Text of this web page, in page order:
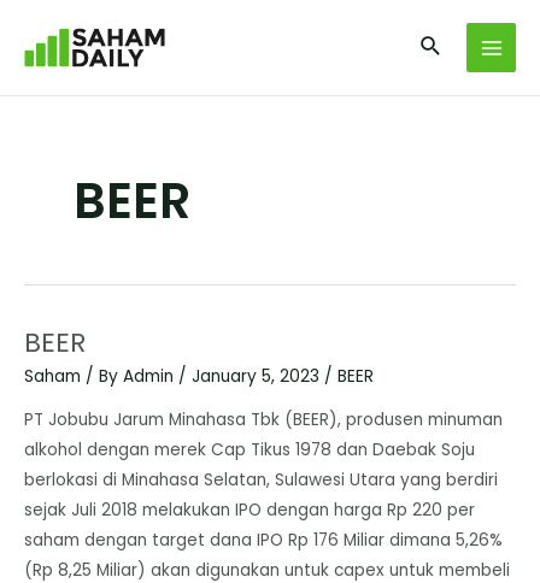
BEER
BEER
Saham / By Admin / January 5, 2023 / BEER
PT Jobubu Jarum Minahasa Tbk (BEER), produsen minuman
alkohol dengan merek Cap Tikus 1978 dan Daebak Soju
berlokasi di Minahasa Selatan, Sulawesi Utara yang berdiri
sejak Juli 2018 melakukan IPO dengan harga Rp 220 per
saham dengan target dana IPO Rp 176 Miliar dimana 5,26%
(Rp 8,25 Miliar) akan digunakan untuk capex untuk membeli